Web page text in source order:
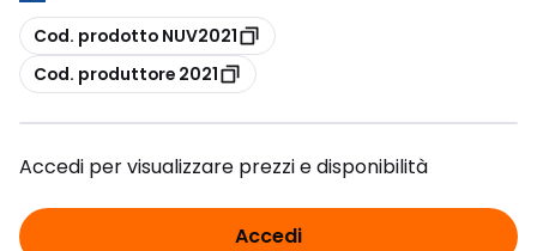
copia
Cod. prodotto NUV2021
copia
Cod. produttore 2021
Accedi per visualizzare prezzi e disponibilità
Accedi